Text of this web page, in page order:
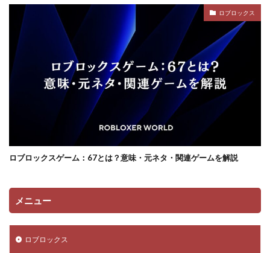
ロブロックス
ロブロックスゲーム：67とは？意味・元ネタ・関連ゲームを解説
メニュー
ロブロックス